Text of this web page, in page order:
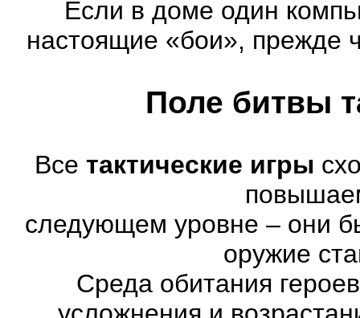
Если в доме один
настоящие «бои», прежде
Поле битвы
Все тактические игры
следующем уровне – они
оружие
Среда обитания